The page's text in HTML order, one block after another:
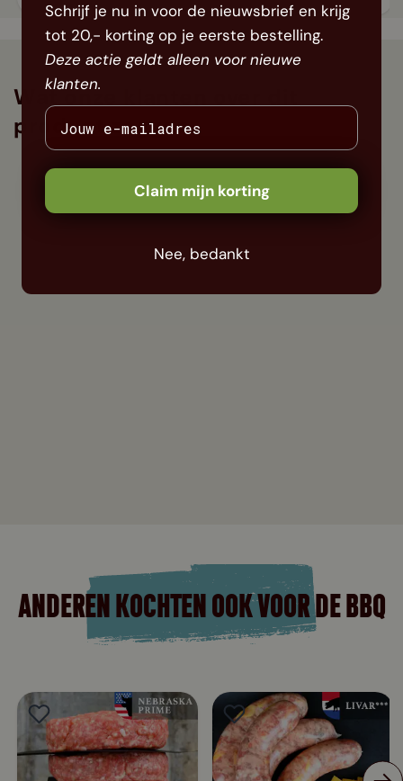
Wat onze klanten over dit
product zeggen
ANDEREN KOCHTEN OOK VOOR DE BBQ
Schrijf je nu in voor de nieuwsbrief en krijg
tot 20,- korting op je eerste bestelling.
Deze actie geldt alleen voor nieuwe
klanten.
Claim mijn korting
Nee, bedankt